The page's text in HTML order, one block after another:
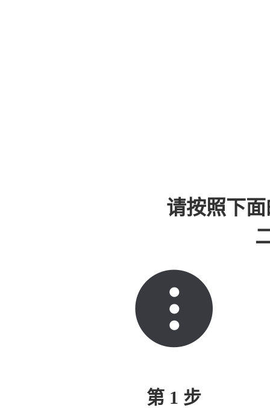
请按照下
第 1 步